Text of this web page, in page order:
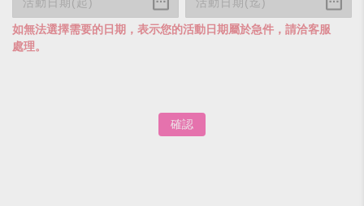
如無法選擇需要的日期，表示您的活動日期屬於急件，請洽客服
處理。
確認